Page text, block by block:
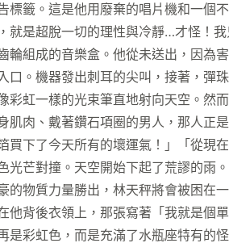
籤。這是他用廢棄的唱片機和一個
是超脫一切的理性與冷靜…才怪！
組成的音樂盒。他從未送出，因為
。機器發出刺耳的尖叫，接著，彈
彩虹一樣的光束筆直地射向天空。然
肌肉、戴著鑽石項圈的男人，那人
下了今天所有的壞運氣！」「從現
芒對撞。天空開始下起了荒謬的雨
物質力量勝出，林天秤將會被困在
背後衣領上，那張寫著「我就是個
彩虹色，而是充滿了水瓶座特有的